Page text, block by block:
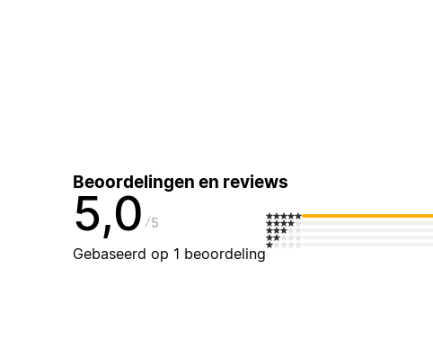
Beoordelingen en reviews
5,0 5
Gebaseerd op 1 beoordeling